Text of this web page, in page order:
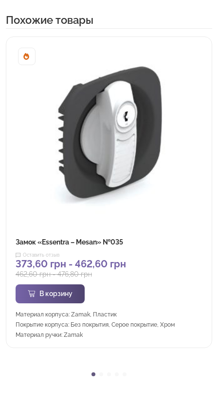
Похожие товары
Sale!
Замок «Essentra – Mesan» №035
Оставить отзыв
373,60 грн - 462,60 грн
462,60грн-476,80грн
В корзину
Материал корпуса: Zamak, Пластик
Покрытие корпуса: Без покрытия, Серое покрытие, Хром
Материал ручки: Zamak